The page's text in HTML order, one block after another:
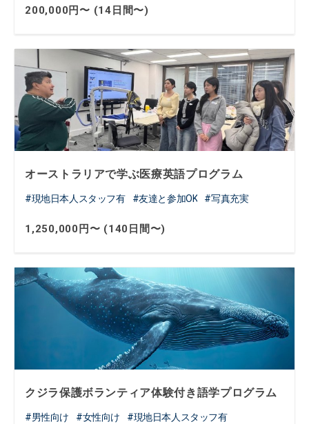
200,000円〜 (14日間〜)
オーストラリアで学ぶ医療英語プログラム
現地日本人スタッフ有 友達と参加OK 写真充実
1,250,000円〜 (140日間〜)
クジラ保護ボランティア体験付き語学プログラム
男性向け 女性向け 現地日本人スタッフ有